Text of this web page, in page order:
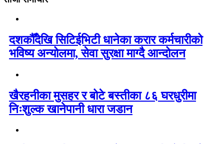
दशकौँदेखि सिटिईभिटी धानेका करार कर्मचारीको
भविष्य अन्योलमा, सेवा सुरक्षा माग्दै आन्दोलन
खैरहनीका मुसहर र बोटे बस्तीका ८६ घरधुरीमा
निःशुल्क खानेपानी धारा जडान